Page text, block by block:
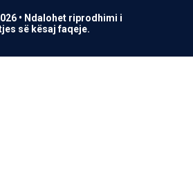
• Ndalohet riprodhimi i
së kësaj faqeje.